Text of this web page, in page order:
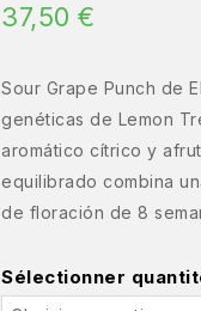
37,50 €
Sour Grape Punch de
genéticas de Lemon
aromático cítrico y
equilibrado combina
de floración de 8
Sélectionner